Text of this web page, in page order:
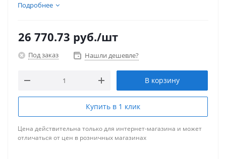
Подробнее
26 770.73 руб./шт
Под заказ Нашли дешевле?
В корзину
Купить в 1 клик
Цена действительна только для интернет-магазина и может
отличаться от цен в розничных магазинах